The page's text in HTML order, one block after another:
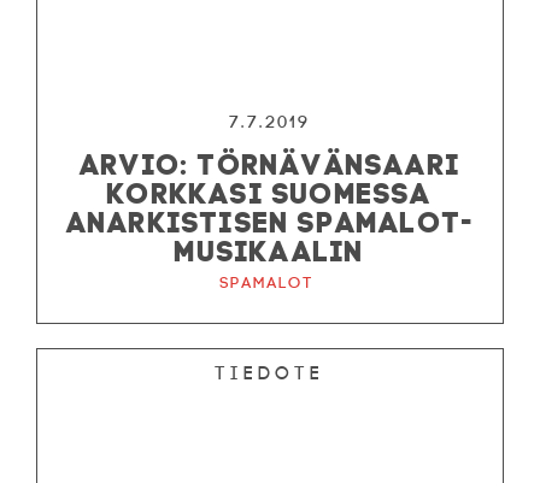
7.7.2019
ARVIO: TÖRNÄVÄNSAARI
KORKKASI SUOMESSA
ANARKISTISEN SPAMALOT-
MUSIKAALIN
Spamalot
Tiedote